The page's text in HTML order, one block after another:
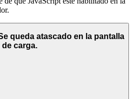
queda atascado en la pantalla
de carga.